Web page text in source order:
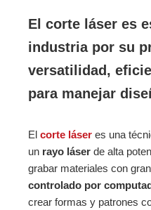
El corte láser es
industria por su
versatilidad,
para manejar
El corte láser es una
un rayo láser de alta
grabar materiales con
controlado por
crear formas y patrones